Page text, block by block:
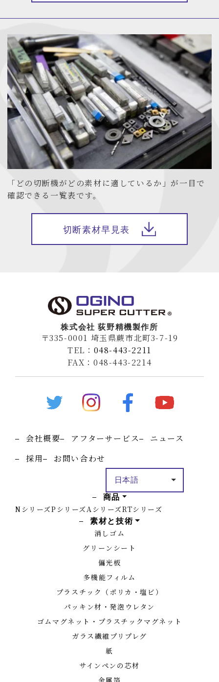
「どの切断機がどの素材に適しているか」が一目で
確認できる一覧表です。
切断素材早見表
株式会社 荻野精機製作所
〒335-0001 埼玉県蕨市北町3-7-19
TEL： 048-443-2211
FAX：048-443-2214
会社概要 アフターサービス
ニュース
採用
お問い合わせ
商品
NシリーズPシリーズAシリーズRTシリーズ
素材と技術
消しゴム
グリーンシート
偏光板
多機能フィルム
プラスチック（ポリカ・塩ビ）
パッキン材・発泡ウレタン
ゴムマグネット・プラスチックマグネット
ガラス繊維プリプレグ
紙
サインペンの芯材